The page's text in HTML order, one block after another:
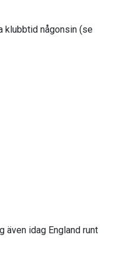
klubbtid någonsin (se
även idag England runt